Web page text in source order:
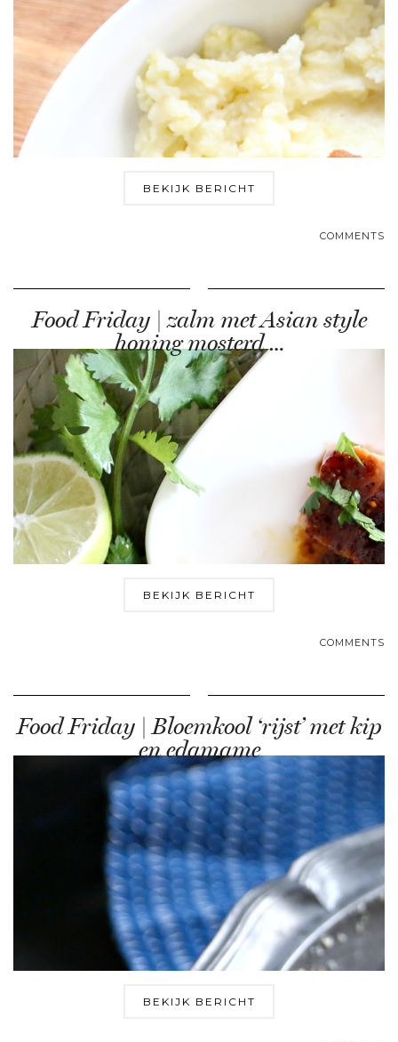
BEKIJK BERICHT
COMMENTS
Food Friday | zalm met Asian style
honing mosterd …
BEKIJK BERICHT
COMMENTS
Food Friday | Bloemkool ‘rijst’ met kip
en edamame
BEKIJK BERICHT